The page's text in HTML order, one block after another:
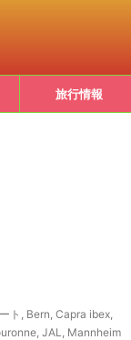
旅行情報
ト , Bern, Capra ibex,
, JAL, Mannheim